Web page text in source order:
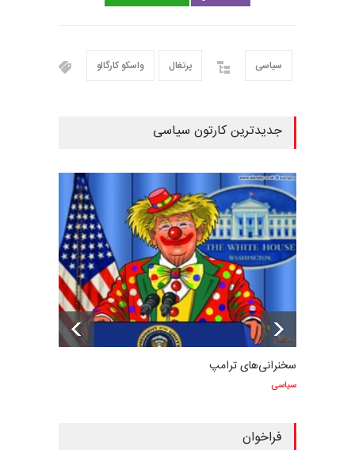
واسکو کارگالو پرتغال سیاسی
جدیدترین کارتون سیاسی
سخنرانی‌های ترامپ
سیاسی
فراخوان